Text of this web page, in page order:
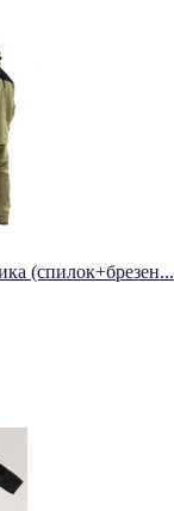
(спилок+брезен...